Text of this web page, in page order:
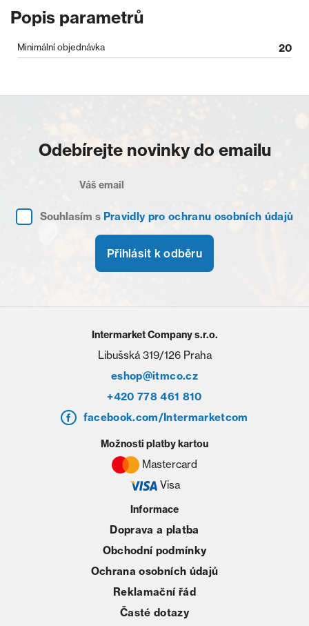
Popis parametrů
Minimální objednávka 20
Odebírejte novinky do emailu
Souhlasím s Pravidly pro ochranu osobních údajů
Přihlásit k odběru
Intermarket Company s.r.o.
Libušská 319/126 Praha
eshop@itmco.cz
+420 778 461 810
facebook.com/Intermarketcom
Informace
Doprava a platba
Obchodní podmínky
Ochrana osobních údajů
Reklamační řád
Časté dotazy
Možnosti platby kartou
Mastercard
Visa